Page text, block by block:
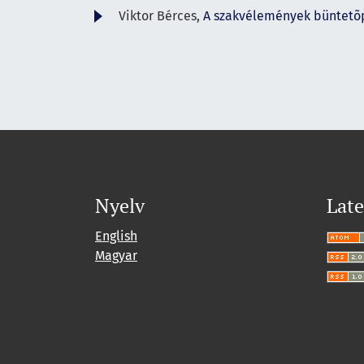
Viktor Bérces, A szakvélemények
Nyelv
English
Magyar